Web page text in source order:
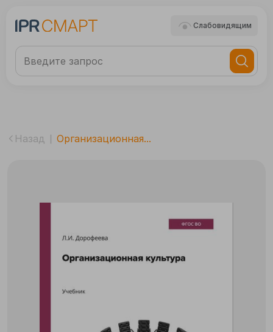
Слабовидящим
Назад Организационная...